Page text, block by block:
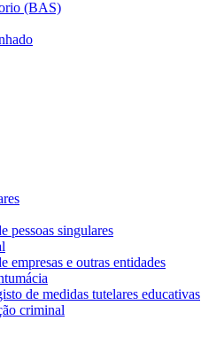
(BAS)
pessoas singulares
empresas e outras entidades
de medidas tutelares educativas
criminal